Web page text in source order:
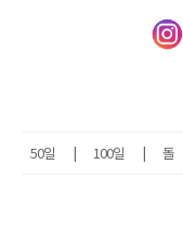
50일 | 100일 | 돌